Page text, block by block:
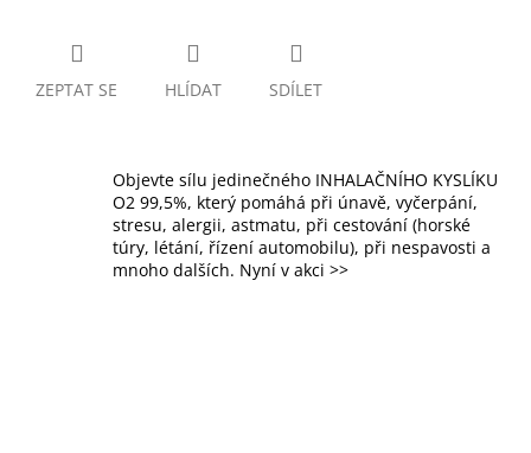
ZEPTAT SE HLÍDAT SDÍLET
Objevte sílu jedinečného INHALAČNÍHO KYSLÍKU
O2 99,5%, který pomáhá při únavě, vyčerpání,
stresu, alergii, astmatu, při cestování (horské
túry, létání, řízení automobilu), při nespavosti a
mnoho dalších. Nyní v akci >>